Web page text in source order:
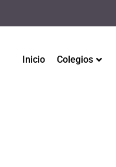
Inicio Colegios